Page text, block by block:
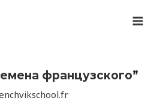
французского”